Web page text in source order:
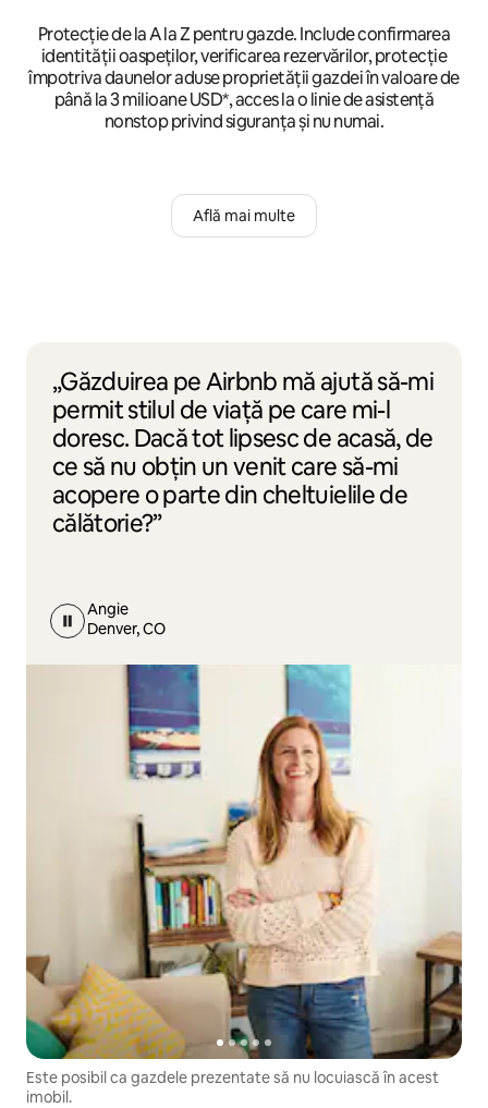
Protecție de la A la Z pentru gazde. Include confirmarea
identității oaspeților, verificarea rezervărilor, protecție
împotriva daunelor aduse proprietății gazdei în valoare de
până la 3 milioane USD*, acces la o linie de asistență
nonstop privind siguranța și nu numai.
Află mai multe
„Găzduirea pe Airbnb mă ajută să-mi
permit stilul de viață pe care mi-l
doresc. Dacă tot lipsesc de acasă, de
ce să nu obțin un venit care să-mi
acopere o parte din cheltuielile de
călătorie?”
Angie
Denver, CO
Este posibil ca gazdele prezentate să nu locuiască în acest
imobil.